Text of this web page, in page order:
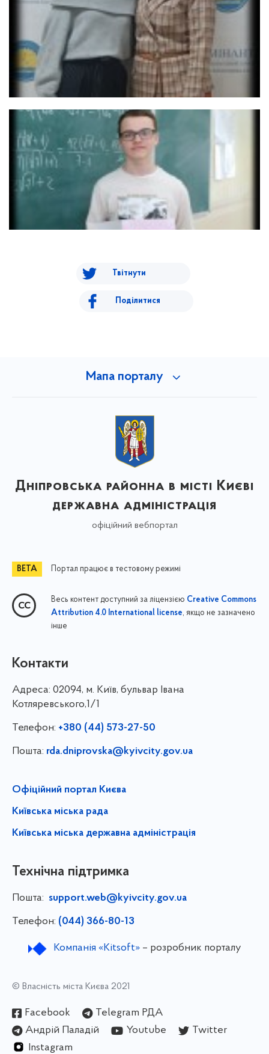
Твітнути
Поділитися
Мапа порталу
Дніпровська районна в місті Києві
державна адміністрація
офіційний вебпортал
Портал працює в тестовому режимі
Весь контент доступний за ліцензією Creative Commons
Attribution 4.0 International license, якщо не зазначено
інше
Контакти
Адреса: 02094, м. Київ, бульвар Івана
Котляревського,1/1
Телефон: +380 (44) 573-27-50
Пошта: rda.dniprovska@kyivcity.gov.ua
Офіційний портал Києва
Київська міська рада
Київська міська державна адміністрація
Технічна підтримка
Пошта: support.web@kyivcity.gov.ua
Телефон: (044) 366-80-13
Компанія «Kitsoft»– розробник порталу
© Власність міста Києва 2021
Facebook
Telegram РДА
Андрій Паладій
Youtube
Twitter
Instagram